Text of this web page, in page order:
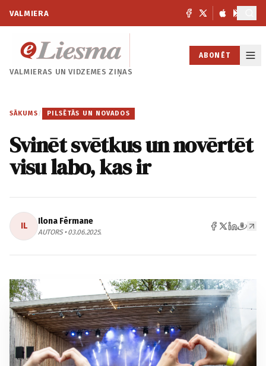
VALMIERA
VALMIERAS UNVIDZEMES ZIŅAS
ABONĒT
SĀKUMS / PILSĒTĀS UN NOVADOS
Svinēt svētkus un novērtēt
visu labo, kas ir
IL Ilona Fērmane
AUTORS • 03.06.2025.